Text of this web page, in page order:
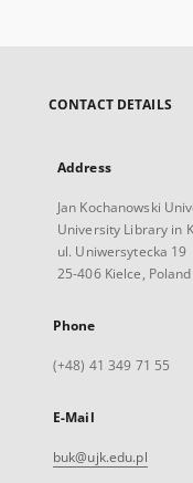
CONTACT DETAILS
Address
Jan Kochanowski
University Library in
ul. Uniwersytecka 19
25-406 Kielce, Poland
Phone
(+48) 41 349 71 55
E-Mail
buk@ujk.edu.pl